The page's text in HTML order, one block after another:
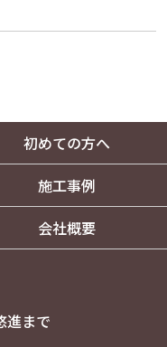
初めての方へ
施工事例
会社概要
進まで